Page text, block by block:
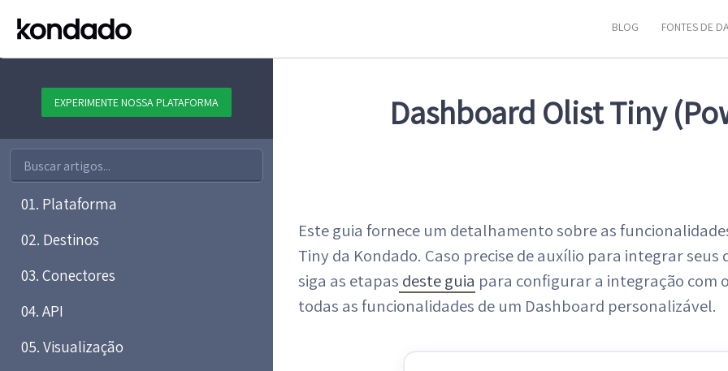
BLOG FONTES DE
EXPERIMENTE NOSSA PLATAFORMA
01. Plataforma
02. Destinos
03. Conectores
04. API
05. Visualização
Dashboard Olist Tiny
Este guia fornece um detalhamento sobre as
Tiny da Kondado. Caso precise de auxílio para integrar seus
siga as etapas deste guia para configurar a integração com
todas as funcionalidades de um Dashboard personalizável.